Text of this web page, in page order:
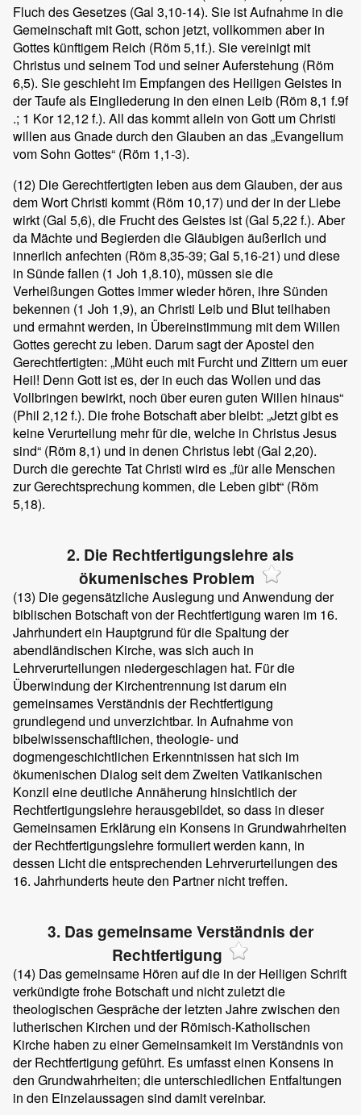
Fluch des Gesetzes (Gal 3,10-14). Sie ist Aufnahme in die
Gemeinschaft mit Gott, schon jetzt, vollkommen aber in
Gottes künftigem Reich (Röm 5,1f.). Sie vereinigt mit
Christus und seinem Tod und seiner Auferstehung (Röm
6,5). Sie geschieht im Empfangen des Heiligen Geistes in
der Taufe als Eingliederung in den einen Leib (Röm 8,1 f.9f
.; 1 Kor 12,12 f.). All das kommt allein von Gott um Christi
willen aus Gnade durch den Glauben an das „Evangelium
vom Sohn Gottes“ (Röm 1,1-3).
(12) Die Gerechtfertigten leben aus dem Glauben, der aus
dem Wort Christi kommt (Röm 10,17) und der in der Liebe
wirkt (Gal 5,6), die Frucht des Geistes ist (Gal 5,22 f.). Aber
da Mächte und Begierden die Gläubigen äußerlich und
innerlich anfechten (Röm 8,35-39; Gal 5,16-21) und diese
in Sünde fallen (1 Joh 1,8.10), müssen sie die
Verheißungen Gottes immer wieder hören, ihre Sünden
bekennen (1 Joh 1,9), an Christi Leib und Blut teilhaben
und ermahnt werden, in Übereinstimmung mit dem Willen
Gottes gerecht zu leben. Darum sagt der Apostel den
Gerechtfertigten: „Müht euch mit Furcht und Zittern um euer
Heil! Denn Gott ist es, der in euch das Wollen und das
Vollbringen bewirkt, noch über euren guten Willen hinaus“
(Phil 2,12 f.). Die frohe Botschaft aber bleibt: „Jetzt gibt es
keine Verurteilung mehr für die, welche in Christus Jesus
sind“ (Röm 8,1) und in denen Christus lebt (Gal 2,20).
Durch die gerechte Tat Christi wird es „für alle Menschen
zur Gerechtsprechung kommen, die Leben gibt“ (Röm
5,18).
2. Die Rechtfertigungslehre als
ökumenisches Problem
(13) Die gegensätzliche Auslegung und Anwendung der
biblischen Botschaft von der Rechtfertigung waren im 16.
Jahrhundert ein Hauptgrund für die Spaltung der
abendländischen Kirche, was sich auch in
Lehrverurteilungen niedergeschlagen hat. Für die
Überwindung der Kirchentrennung ist darum ein
gemeinsames Verständnis der Rechtfertigung
grundlegend und unverzichtbar. In Aufnahme von
bibelwissenschaftlichen, theologie- und
dogmengeschichtlichen Erkenntnissen hat sich im
ökumenischen Dialog seit dem Zweiten Vatikanischen
Konzil eine deutliche Annäherung hinsichtlich der
Rechtfertigungslehre herausgebildet, so dass in dieser
Gemeinsamen Erklärung ein Konsens in Grundwahrheiten
der Rechtfertigungslehre formuliert werden kann, in
dessen Licht die entsprechenden Lehrverurteilungen des
16. Jahrhunderts heute den Partner nicht treffen.
3. Das gemeinsame Verständnis der
Rechtfertigung
(14) Das gemeinsame Hören auf die in der Heiligen Schrift
verkündigte frohe Botschaft und nicht zuletzt die
theologischen Gespräche der letzten Jahre zwischen den
lutherischen Kirchen und der Römisch-Katholischen
Kirche haben zu einer Gemeinsamkeit im Verständnis von
der Rechtfertigung geführt. Es umfasst einen Konsens in
den Grundwahrheiten; die unterschiedlichen Entfaltungen
in den Einzelaussagen sind damit vereinbar.